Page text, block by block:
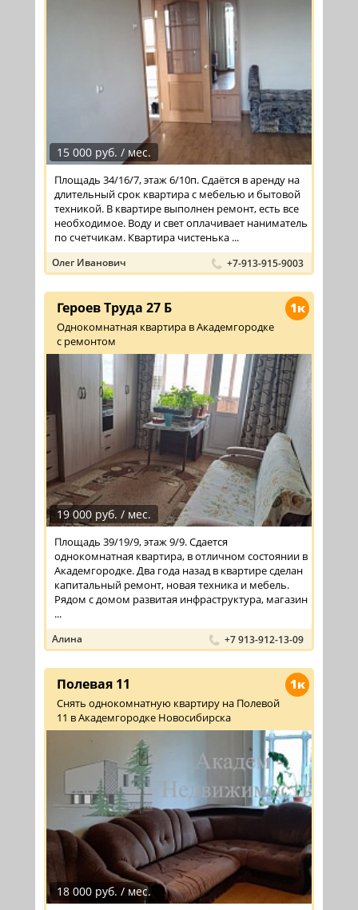
15 000 руб. / мес.
Площадь 34/16/7, этаж 6/10п. Сдаётся в аренду на
длительный срок квартира с мебелью и бытовой
техникой. В квартире выполнен ремонт, есть все
необходимое. Воду и свет оплачивает наниматель
по счетчикам. Квартира чистенька ...
Олег Иванович +7-913-915-9003
1к
Героев Труда 27 Б
Однокомнатная квартира в Академгородке
с ремонтом
19 000 руб. / мес.
Площадь 39/19/9, этаж 9/9. Сдается
однокомнатная квартира, в отличном состоянии в
Академгородке. Два года назад в квартире сделан
капитальный ремонт, новая техника и мебель.
Рядом с домом развитая инфраструктура, магазин
...
Алина +7 913-912-13-09
1к
Полевая 11
Снять однокомнатную квартиру на Полевой
11 в Академгородке Новосибирска
18 000 руб. / мес.